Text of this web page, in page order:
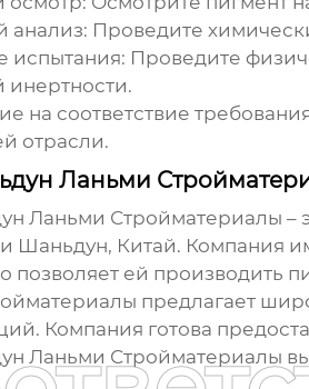
анализ: Проведите
испытания: Проведите
инертности.
на соответствие
отрасли.
Ланьми
Ланьми Стройматериалы –
Шаньдун, Китай. Компания
позволяет ей
предлагает
Компания готова
Ланьми Стройматериалы